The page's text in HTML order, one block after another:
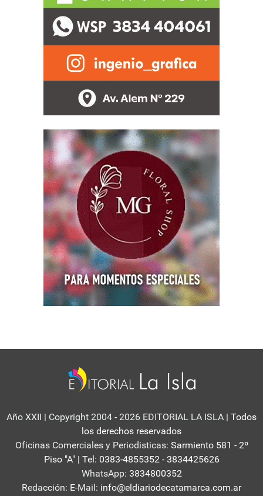
Año XXII | Copyright 2004 - 2026 EDITORIAL LA ISLA | Todos
los derechos reservados
Oficinas Comerciales y Periodisticas: Sarmiento 581 - 2º
Piso "A" | Tel: 0383-4855352 - 3834425626
WhatsApp: 3834800352
Redacción: E-Mail: info@eldiariodecatamarca.com.ar